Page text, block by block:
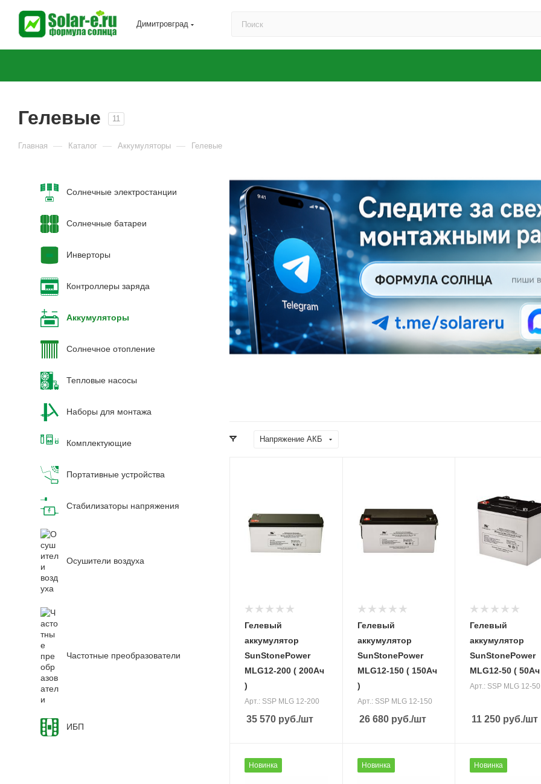
Димитровград
Гелевые 11
Главная — Каталог — Аккумуляторы — Гелевые
Солнечные электростанции
Солнечные батареи
Инверторы
Контроллеры заряда
Аккумуляторы
Солнечное отопление
Тепловые насосы
Наборы для монтажа
Комплектующие
Портативные устройства
Стабилизаторы напряжения
Осушители воздуха
Частотные преобразователи
ИБП
Напряжение АКБ
Вес, кг
61,8 кг
Гелевый
аккумулятор
SunStonePower
MLG12-200 ( 200Ач
)
Арт.: SSP MLG 12-200
35 570 руб./шт
Напряжение
АКБ
Гелевый
аккумулятор
SunStonePower
MLG12-150 ( 150Ач
)
Арт.: SSP MLG 12-150
26 680руб./шт
12 В
Подмешивание
в сеть
Нет
16,6 кг
Гелевый
аккумулятор
SunStonePower
MLG12-50 ( 50Ач
Арт.: SSP MLG 12-50
11 250 руб./шт
Новинка
Напряжение
аккумуляторов
Новинка
Напряжение
аккумуляторов
Новинка
Напряжение
аккумуляторов